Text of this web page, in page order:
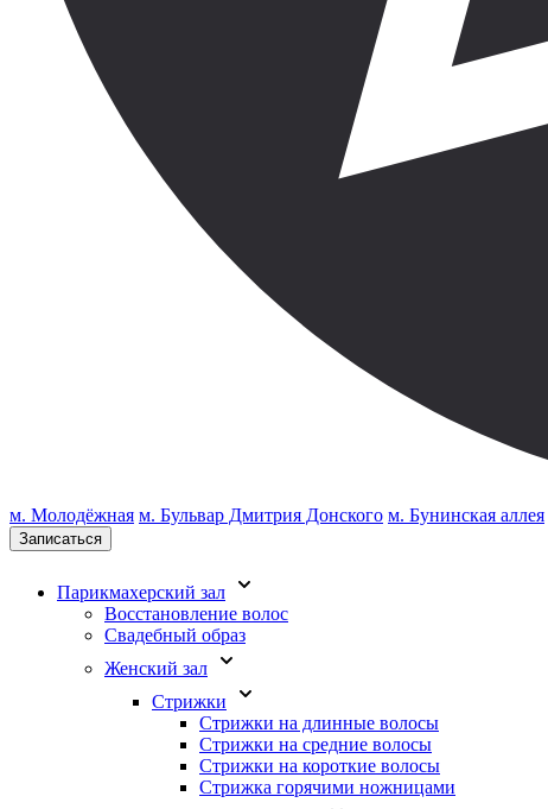
м. Молодёжная м. Бульвар Дмитрия Донского м. Бунинская аллея
Записаться
Парикмахерский зал
Восстановление волос
Свадебный образ
Женский зал
Стрижки
Стрижки на длинные волосы
Стрижки на средние волосы
Стрижки на короткие волосы
Стрижка горячими ножницами